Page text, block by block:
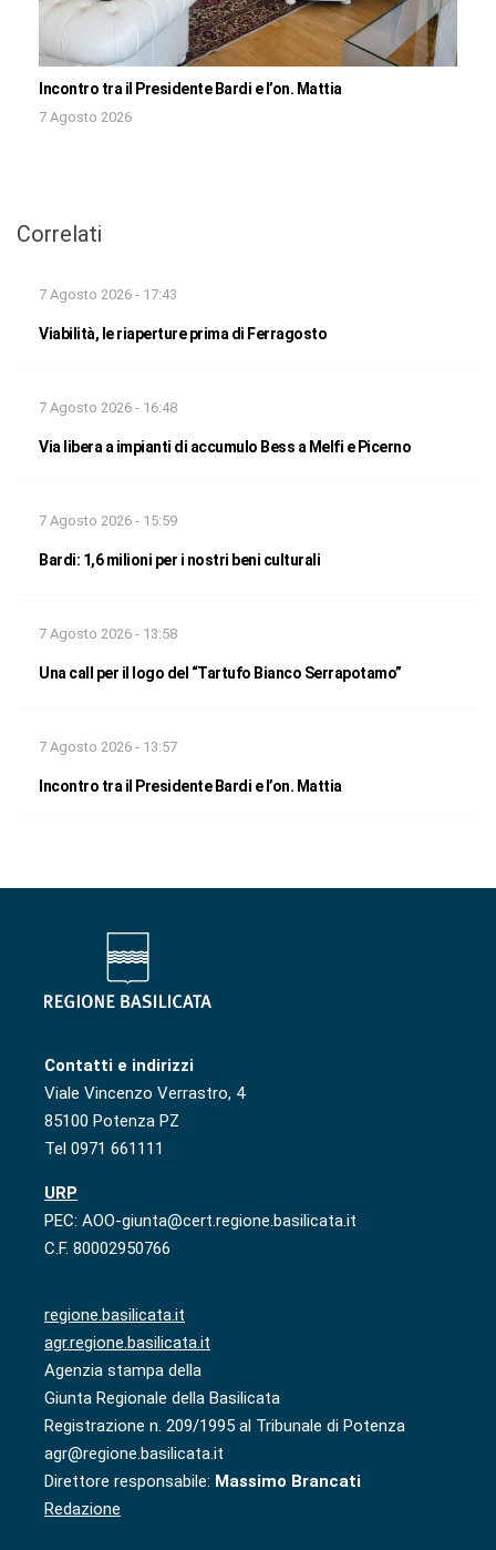
Incontro tra il Presidente Bardi e l’on. Mattia
7 Agosto 2026
Correlati
7 Agosto 2026 - 17:43
Viabilità, le riaperture prima di Ferragosto
7 Agosto 2026 - 16:48
Via libera a impianti di accumulo Bess a Melfi e Picerno
7 Agosto 2026 - 15:59
Bardi: 1,6 milioni per i nostri beni culturali
7 Agosto 2026 - 13:58
Una call per il logo del “Tartufo Bianco Serrapotamo”
7 Agosto 2026 - 13:57
Incontro tra il Presidente Bardi e l’on. Mattia
Contatti e indirizzi
Viale Vincenzo Verrastro, 4
85100 Potenza PZ
Tel 0971 661111
URP
PEC: AOO-giunta@cert.regione.basilicata.it
C.F. 80002950766
regione.basilicata.it
agr.regione.basilicata.it
Agenzia stampa della
Giunta Regionale della Basilicata
Registrazione n. 209/1995 al Tribunale di Potenza
agr@regione.basilicata.it
Direttore responsabile: Massimo Brancati
Redazione